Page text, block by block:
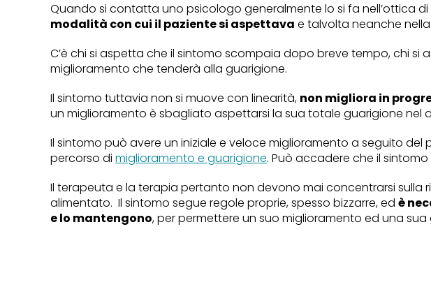
Quando si contatta uno psicologo generalmente lo si fa nell’ottica
modalità con cui il paziente si aspettava e talvolta neanche
C’è chi si aspetta che il sintomo scompaia dopo breve tempo, chi
miglioramento che tenderà alla guarigione.
Il sintomo tuttavia non si muove con linearità, non migliora in
un miglioramento è sbagliato aspettarsi la sua totale guarigione nel
Il sintomo può avere un iniziale e veloce miglioramento a seguito
percorso di miglioramento e guarigione. Può accadere che il
Il terapeuta e la terapia pertanto non devono mai concentrarsi sulla
alimentato. Il sintomo segue regole proprie, spesso bizzarre, ed è
e lo mantengono, per permettere un suo miglioramento ed una sua